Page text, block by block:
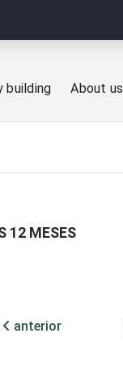
building About us
12 MESES
anterior